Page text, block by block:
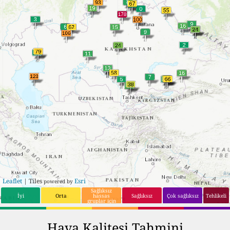
17
17 Ayteke Bi
Leaflet | Tiles powered by Esri
İyi Orta
Sağlıksız
hassas
gruplar için
Sağlıksız Çok sağlıksız Tehlikeli